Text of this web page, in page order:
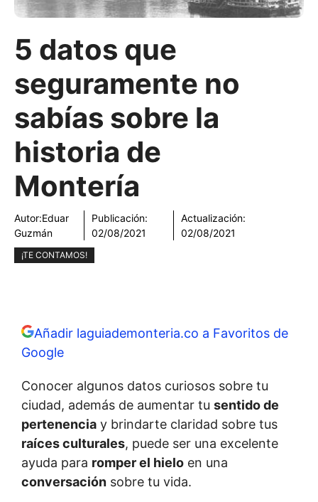
5 datos que
seguramente no
sabías sobre la
historia de
Montería
Autor:Eduar
Guzmán
Publicación:
02/08/2021
Actualización:
02/08/2021
¡TE CONTAMOS!
Añadir laguiademonteria.co a Favoritos de
Google
Conocer algunos datos curiosos sobre tu
ciudad, además de aumentar tu sentido de
pertenencia y brindarte claridad sobre tus
raíces culturales, puede ser una excelente
ayuda para romper el hielo en una
conversación sobre tu vida.